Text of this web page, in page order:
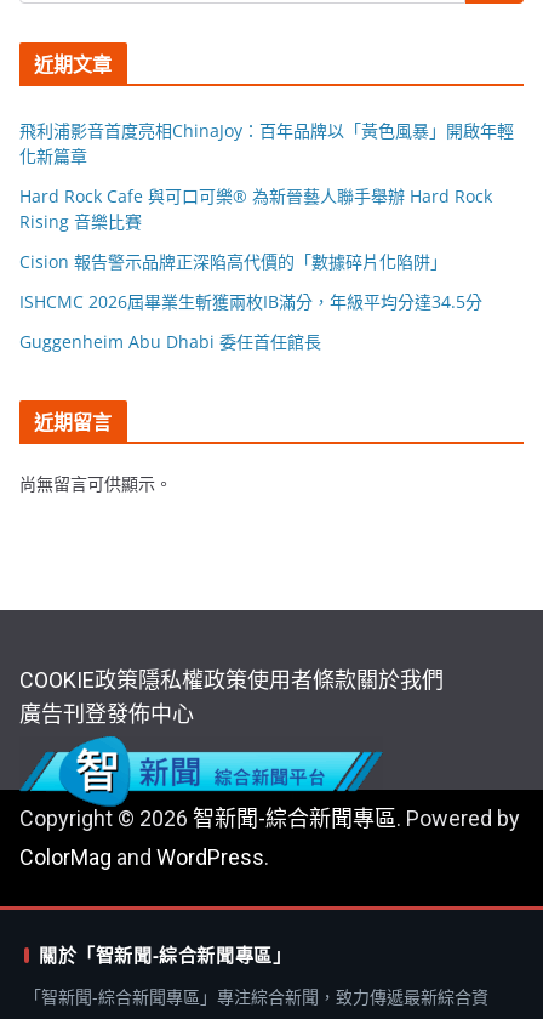
近期文章
飛利浦影音首度亮相ChinaJoy：百年品牌以「黃色風暴」開啟年輕
化新篇章
Hard Rock Cafe 與可口可樂® 為新晉藝人聯手舉辦 Hard Rock
Rising 音樂比賽
Cision 報告警示品牌正深陷高代價的「數據碎片化陷阱」
ISHCMC 2026屆畢業生斬獲兩枚IB滿分，年級平均分達34.5分
Guggenheim Abu Dhabi 委任首任館長
近期留言
尚無留言可供顯示。
COOKIE政策隱私權政策使用者條款關於我們
廣告刊登發佈中心
Copyright © 2026 智新聞-綜合新聞專區. Powered by
ColorMag and WordPress.
關於「智新聞-綜合新聞專區」
「智新聞-綜合新聞專區」專注綜合新聞，致力傳遞最新綜合資